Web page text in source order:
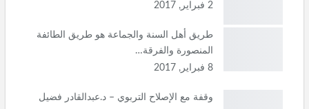
2 فبراير, 2017
طريق أهل السنة والجماعة هو طريق الطائفة
المنصورة والفرقة…
8 فبراير, 2017
وقفة مع الإصلاح التربوي – د.عبدالقادر فضيل